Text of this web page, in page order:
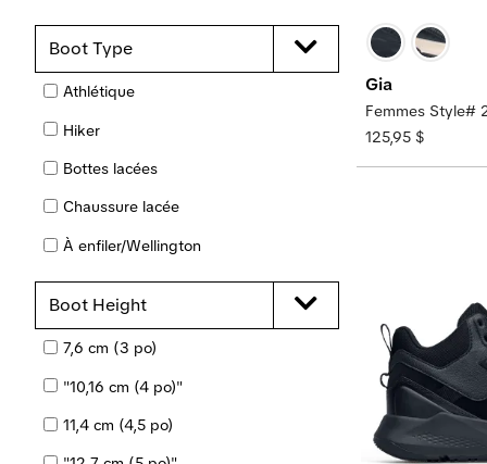
Semelles amovibles
Mousse amortissante REVIVEMC
REVIVE™ ULTRA Foam Cushioning
Orteil de sécurité
Antidérapant
À enfiler
à embout souple
SPILL GUARD™
Caoutchouc
Textile
Embout nanocomposite
Boot Type
Athlétique
Hiker
Bottes lacées
Chaussure lacée
À enfiler/Wellington
À enfiler
Boot Height
7,6 cm (3 po)
"10,16 cm (4 po)"
11,4 cm (4,5 po)
Gia
Femmes Style#
125,95 $